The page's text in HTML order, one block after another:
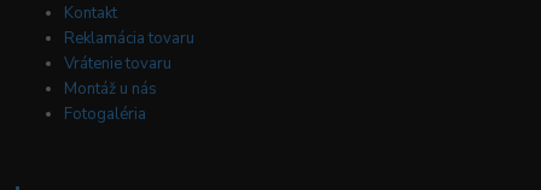
Kontakt
Reklamácia tovaru
Vrátenie tovaru
Montáž u nás
Fotogaléria